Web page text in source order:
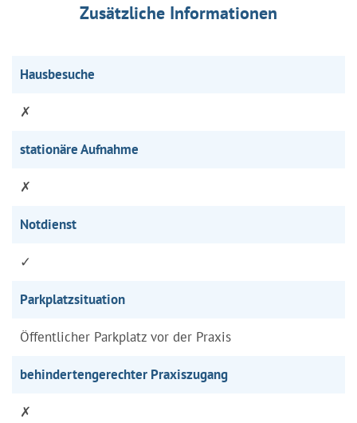
Zusätzliche Informationen
Hausbesuche
✗
stationäre Aufnahme
✗
Notdienst
✓
Parkplatzsituation
Öffentlicher Parkplatz vor der Praxis
behindertengerechter Praxiszugang
✗